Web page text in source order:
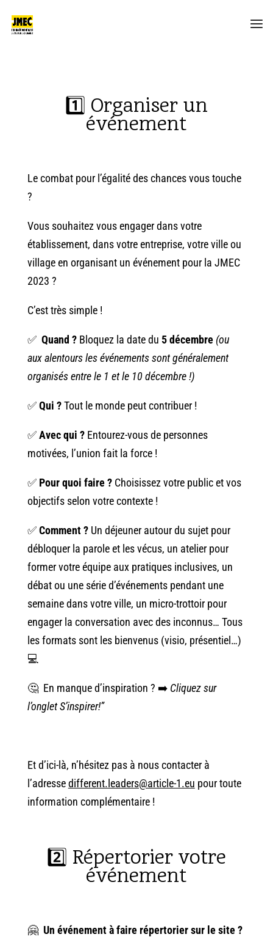
1️⃣ Organiser un
événement
Le combat pour l’égalité des chances vous touche
?
Vous souhaitez vous engager dans votre
établissement, dans votre entreprise, votre ville ou
village en organisant un événement pour la JMEC
2023 ?
C’est très simple !
✅ Quand ? Bloquez la date du 5 décembre(ou
aux alentours les événements sont généralement
organisés entre le 1 et le 10 décembre !)
✅Qui ?Tout le monde peut contribuer !
✅Avec qui ?Entourez-vous de personnes
motivées, l’union fait la force !
✅Pour quoi faire ?Choisissez votre public et vos
objectifs selon votre contexte !
✅Comment? Un déjeuner autour du sujet pour
débloquer la parole et les vécus, un atelier pour
former votre équipe aux pratiques inclusives, un
débat ou une série d’événements pendant une
semaine dans votre ville, un micro-trottoir pour
engager la conversation avec des inconnus… Tous
les formats sont les bienvenus (visio, présentiel…)
💻
🤔 En manque d’inspiration ? ➡️ Cliquez sur
l’ongletS’inspirer!”
Et d’ici-là, n’hésitez pas à nous contacter à
l’adressedifferent.leaders@article-1.eu pour toute
information complémentaire !
2️⃣ Répertorier votre
événement
🤗 Un événement à faire répertorier sur le site ?